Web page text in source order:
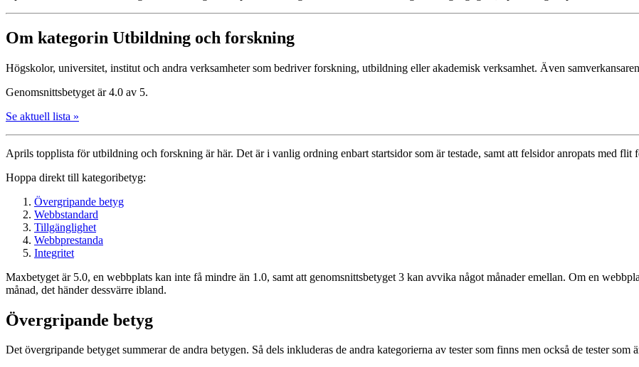
Om kategorin Utbildning och forskning
Högskolor, universitet, institut och andra verksamheter som bedriver forskning, utbildning eller akademisk verksamhet. Även
Genomsnittsbetyget är 4.0 av 5.
Se aktuell lista »
Aprils topplista för utbildning och forskning är här. Det är i vanlig ordning enbart startsidor som är testade, samt att felsidor anropats med flit
Hoppa direkt till kategoribetyg:
Övergripande betyg
Webbstandard
Tillgänglighet
Webbprestanda
Integritet
Maxbetyget är 5.0, en webbplats kan inte få mindre än 1.0, samt att genomsnittsbetyget 3 kan avvika något månader emellan. Om en
månad, det händer dessvärre ibland.
Övergripande betyg
Det övergripande betyget summerar de andra betygen. Så dels inkluderas de andra kategorierna av tester som finns men också de tester som